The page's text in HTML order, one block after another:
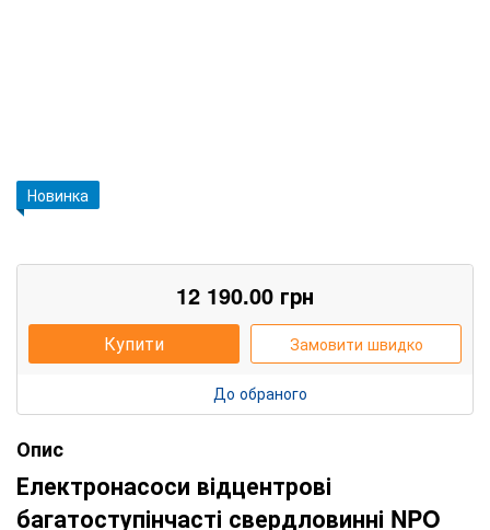
Новинка
12 190.00 грн
Купити Замовити швидко
До обраного
Опис
Електронасоси відцентрові
багатоступінчасті свердловинні NPO